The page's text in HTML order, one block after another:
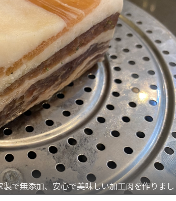
製で無添加、安心で美味しい加工肉を作りまし